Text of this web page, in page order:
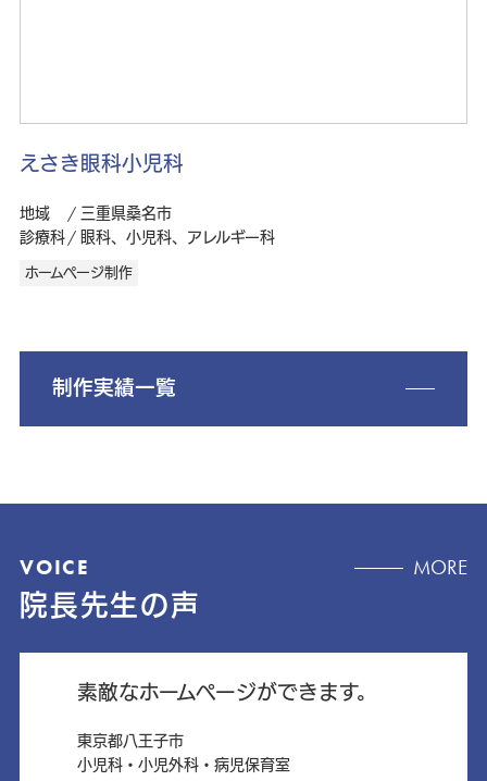
えさき眼科小児科
地域
三重県桑名市
診療科
眼科、小児科、アレルギー科
ホームページ制作
制作実績一覧
VOICE
院長先生の声
MORE
素敵なホームページができます。
東京都八王子市
小児科・小児外科・病児保育室